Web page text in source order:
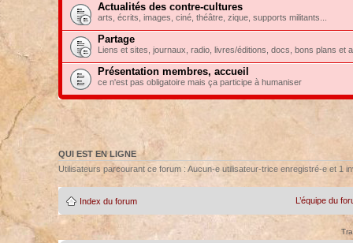
Actualités des contre-cultures
arts, écrits, images, ciné, théâtre, zique, supports militants...
Partage
Liens et sites, journaux, radio, livres/éditions, docs, bons plans et
Présentation membres, accueil
ce n'est pas obligatoire mais ça participe à humaniser
QUI EST EN LIGNE
Utilisateurs parcourant ce forum : Aucun-e utilisateur-trice enregistré-e et 1
Index du forum L’équipe du